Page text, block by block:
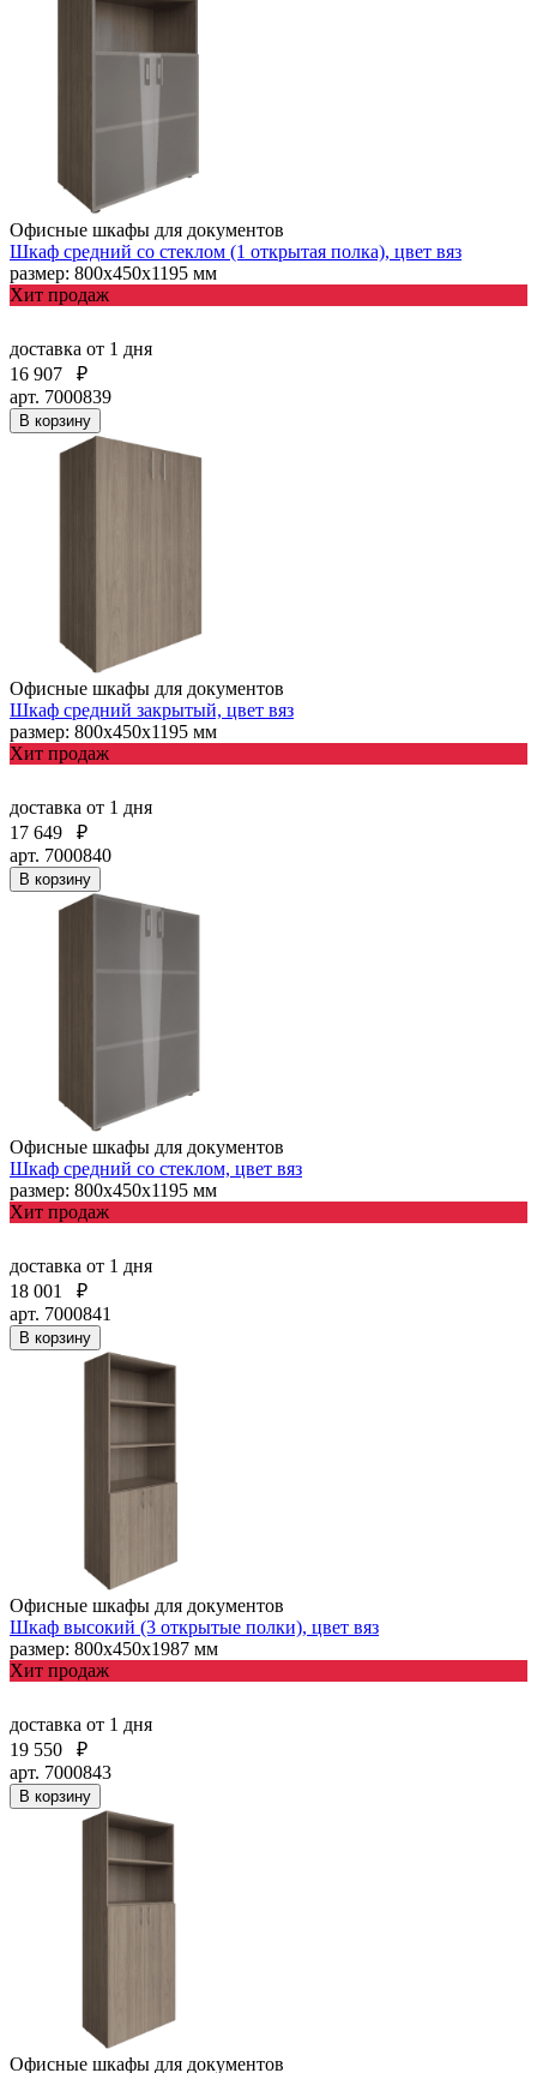
Офисные шкафы для документов
Шкаф средний со стеклом (1 открытая полка), цвет вяз
размер: 800х450х1195 мм
Хит продаж
доставка от 1 дня
16 907
₽
арт. 7000839
В корзину
Офисные шкафы для документов
Шкаф средний закрытый, цвет вяз
размер: 800х450х1195 мм
Хит продаж
доставка от 1 дня
17 649
₽
арт. 7000840
В корзину
Офисные шкафы для документов
Шкаф средний со стеклом, цвет вяз
размер: 800х450х1195 мм
Хит продаж
доставка от 1 дня
18 001
₽
арт. 7000841
В корзину
Офисные шкафы для документов
Шкаф высокий (3 открытые полки), цвет вяз
размер: 800х450х1987 мм
Хит продаж
доставка от 1 дня
19 550
₽
арт. 7000843
В корзину
Офисные шкафы для документов